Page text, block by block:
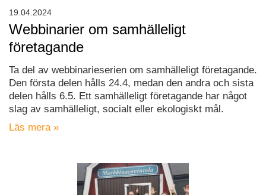
Webbinarier om samhälleligt
företagande
Ta del av webbinarieserien om samhälleligt företagande.
Den första delen hålls 24.4, medan den andra och sista
delen hålls 6.5. Ett samhälleligt företagande har något
slag av samhälleligt, socialt eller ekologiskt mål.
Läs mera »
19.04.2024